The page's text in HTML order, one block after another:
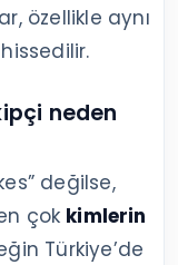
özellikle aynı
neden
değilse,
çok kimlerin
Türkiye’de